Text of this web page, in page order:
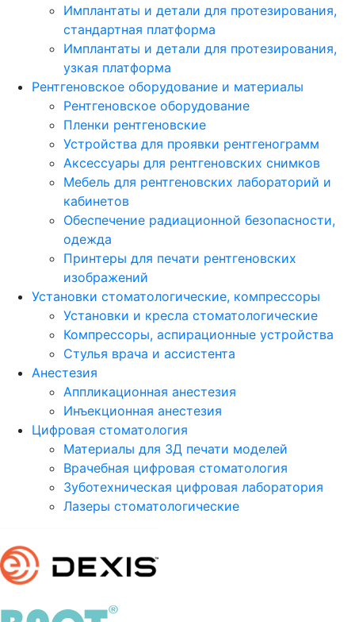
Имплантаты и детали для протезирования,
стандартная платформа
Имплантаты и детали для протезирования,
узкая платформа
Рентгеновское оборудование и материалы
Рентгеновское оборудование
Пленки рентгеновские
Устройства для проявки рентгенограмм
Аксессуары для рентгеновских снимков
Мебель для рентгеновских лабораторий и
кабинетов
Обеспечение радиационной безопасности,
одежда
Принтеры для печати рентгеновских
изображений
Установки стоматологические, компрессоры
Установки и кресла стоматологические
Компрессоры, аспирационные устройства
Стулья врача и ассистента
Анестезия
Аппликационная анестезия
Инъекционная анестезия
Цифровая стоматология
Материалы для 3Д печати моделей
Врачебная цифровая стоматология
Зуботехническая цифровая лаборатория
Лазеры стоматологические